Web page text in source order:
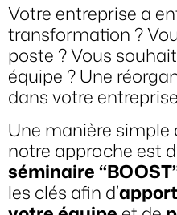
Votre entreprise a
transformation ?
poste ? Vous
équipe ? Une
dans votre
Une manière
notre approche est
séminaire
les clés afin d’